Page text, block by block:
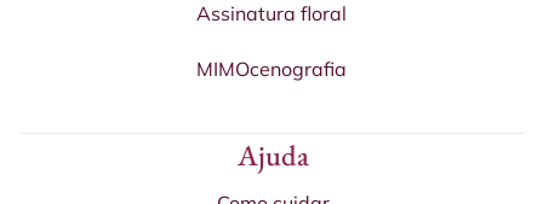
Assinatura floral
MIMOcenografia
Ajuda